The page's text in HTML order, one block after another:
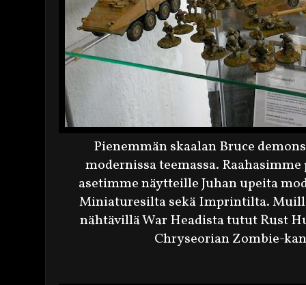
Pienemmän skaalan Bruce
modernissa teemassa.
asetimme näytteille Juhan upeita
Miniaturesilta sekä Imprintilta.
nähtävillä War Headista tutut Rust
Chryseorian Zombie-